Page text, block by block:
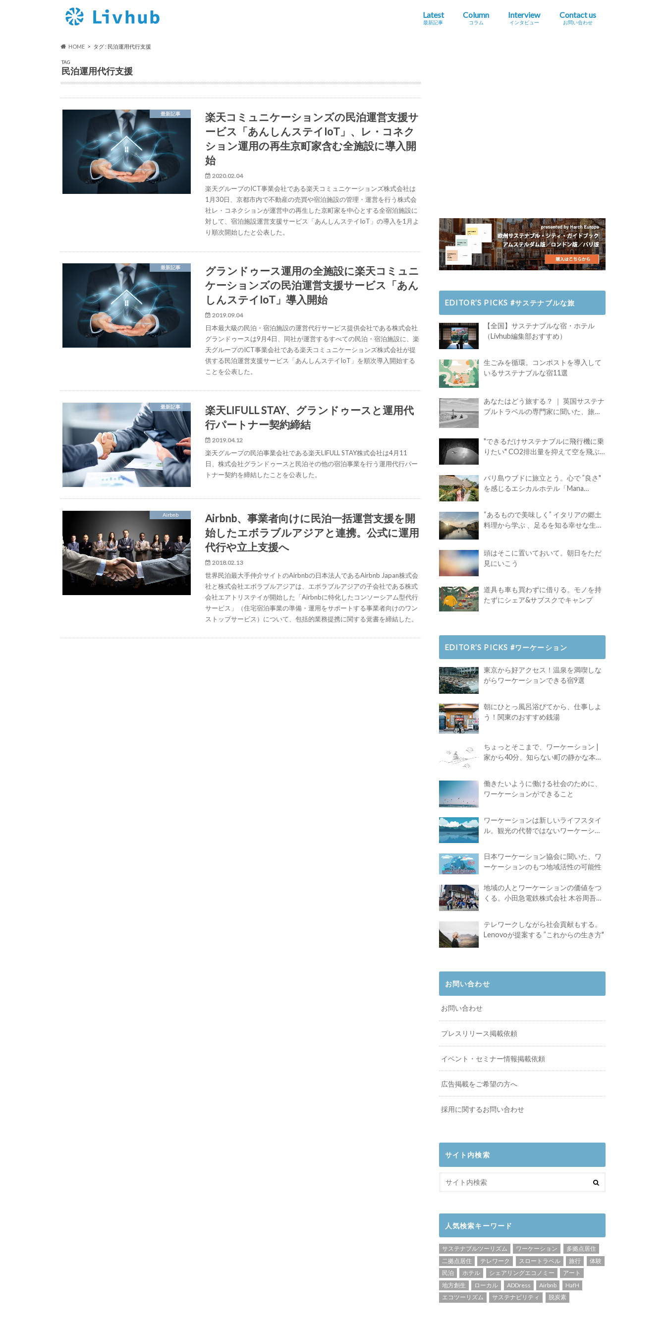
Latest
最新記事
Column
コラム
Interview
インタビュー
Contact us
お問い合わせ
HOME タグ : 民泊運用代行支援
TAG
民泊運用代行支援
最新記事
楽天コミュニケーションズの民泊運営支援サ
ービス「あんしんステイIoT」、レ・コネク
ション運用の再生京町家含む全施設に導入開
始
2020.02.04
楽天グループのICT事業会社である楽天コミュニケーションズ株式会社は
1月30日、京都市内で不動産の売買や宿泊施設の管理・運営を行う株式会
社レ・コネクションが運営中の再生した京町家を中心とする全宿泊施設に
対して、宿泊施設運営支援サービス「あんしんステイIoT」の導入を1月よ
り順次開始したと公表した。
最新記事
グランドゥース運用の全施設に楽天コミュニ
ケーションズの民泊運営支援サービス「あん
しんステイIoT」導入開始
2019.09.04
日本最大級の民泊・宿泊施設の運営代行サービス提供会社である株式会社
グランドゥースは9月4日、同社が運営するすべての民泊・宿泊施設に、楽
天グループのICT事業会社である楽天コミュニケーションズ株式会社が提
供する民泊運営支援サービス「あんしんステイIoT」を順次導入開始する
ことを公表した。
最新記事
楽天LIFULL STAY、グランドゥースと運用代
行パートナー契約締結
2019.04.12
楽天グループの民泊事業会社である楽天LIFULL STAY株式会社は4月11
日、株式会社グランドゥースと民泊その他の宿泊事業を行う運用代行パー
トナー契約を締結したことを公表した。
Airbnb
Airbnb、事業者向けに民泊一括運営支援を開
始したエボラブルアジアと連携。公式に運用
代行や立上支援へ
2018.02.13
世界民泊最大手仲介サイトのAirbnbの日本法人であるAirbnb Japan株式会
社と株式会社エボラブルアジアは、エボラブルアジアの子会社である株式
会社エアトリステイが開始した「Airbnbに特化したコンソーシアム型代行
サービス」（住宅宿泊事業の準備・運用をサポートする事業者向けのワン
ストップサービス）について、包括的業務提携に関する覚書を締結した。
EDITOR’S PICKS #サステナブルな旅
【全国】サステナブルな宿・ホテル
（Livhub編集部おすすめ）
生ごみを循環。コンポストを導入して
いるサステナブルな宿11選
あなたはどう旅する？ ｜ 英国サステナ
ブルトラベルの専門家に聞いた、旅の
"できるだけサステナブルに飛行機に乗
りたい" CO2排出量を抑えて空を飛ぶ
バリ島ウブドに旅立とう。心で ”良さ"
を感じるエシカルホテル「Mana
“あるもので美味しく” イタリアの郷土
料理から学ぶ 、足るを知る幸せな生き
頭はそこに置いておいて。朝日をただ
見にいこう
道具も車も買わずに借りる。モノを持
たずにシェア&サブスクでキャンプ
EDITOR’S PICKS #ワーケーション
東京から好アクセス！温泉を満喫しな
がらワーケーションできる宿9選
朝にひとっ風呂浴びてから、仕事しよ
う！関東のおすすめ銭湯
ちょっとそこまで、ワーケーション |
家から40分、知らない町の静かな本屋
働きたいように働ける社会のために、
ワーケーションができること
ワーケーションは新しいライフスタイ
ル。観光の代替ではないワーケーショ
日本ワーケーション協会に聞いた、ワ
ーケーションのもつ地域活性の可能性
地域の人とワーケーションの価値をつ
くる。小田急電鉄株式会社 木谷周吾さ
テレワークしながら社会貢献もする。
Lenovoが提案する ”これからの生き方"
お問い合わせ
お問い合わせ
プレスリリース掲載依頼
イベント・セミナー情報掲載依頼
広告掲載をご希望の方へ
採用に関するお問い合わせ
サイト内検索
人気検索キーワード
サステナブルツーリズム ワーケーション
多拠点居住
二拠点居住
テレワーク スロートラベル 旅行
体験
民泊
ホテル シェアリングエコノミー
アート
地方創生
ローカル ADDress Airbnb
HafH
エコツーリズム
サステナビリティ 脱炭素